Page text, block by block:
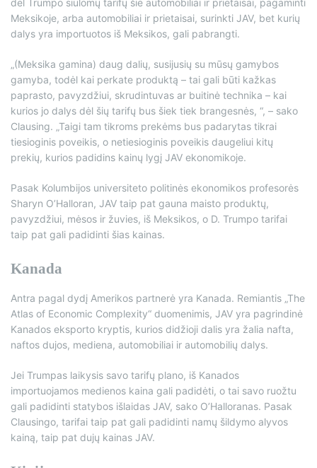
dėl Trumpo siūlomų tarifų šie automobiliai ir prietaisai, pagaminti
Meksikoje, arba automobiliai ir prietaisai, surinkti JAV, bet kurių
dalys yra importuotos iš Meksikos, gali pabrangti.
„(Meksika gamina) daug dalių, susijusių su mūsų gamybos
gamyba, todėl kai perkate produktą – tai gali būti kažkas
paprasto, pavyzdžiui, skrudintuvas ar buitinė technika – kai
kurios jo dalys dėl šių tarifų bus šiek tiek brangesnės, “, – sako
Clausing. „Taigi tam tikroms prekėms bus padarytas tikrai
tiesioginis poveikis, o netiesioginis poveikis daugeliui kitų
prekių, kurios padidins kainų lygį JAV ekonomikoje.
Pasak Kolumbijos universiteto politinės ekonomikos profesorės
Sharyn O’Halloran, JAV taip pat gauna maisto produktų,
pavyzdžiui, mėsos ir žuvies, iš Meksikos, o D. Trumpo tarifai
taip pat gali padidinti šias kainas.
Kanada
Antra pagal dydį Amerikos partnerė yra Kanada. Remiantis „The
Atlas of Economic Complexity“ duomenimis, JAV yra pagrindinė
Kanados eksporto kryptis, kurios didžioji dalis yra žalia nafta,
naftos dujos, mediena, automobiliai ir automobilių dalys.
Jei Trumpas laikysis savo tarifų plano, iš Kanados
importuojamos medienos kaina gali padidėti, o tai savo ruožtu
gali padidinti statybos išlaidas JAV, sako O’Halloranas. Pasak
Clausingo, tarifai taip pat gali padidinti namų šildymo alyvos
kainą, taip pat dujų kainas JAV.